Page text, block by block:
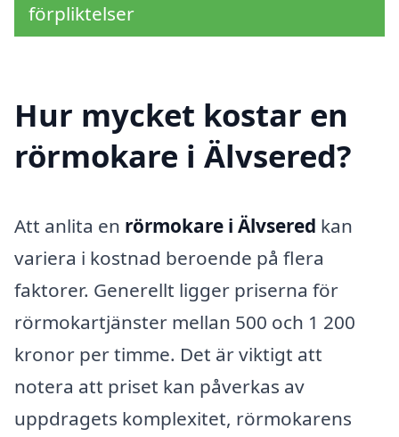
förpliktelser
Hur mycket kostar en
rörmokare i Älvsered?
Att anlita en rörmokare i Älvsered kan
variera i kostnad beroende på flera
faktorer. Generellt ligger priserna för
rörmokartjänster mellan 500 och 1 200
kronor per timme. Det är viktigt att
notera att priset kan påverkas av
uppdragets komplexitet, rörmokarens